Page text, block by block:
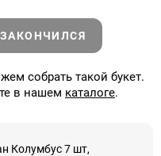
ЗАКОНЧИЛСЯ
собрать такой букет.
в нашем каталоге.
Колумбус 7 шт,